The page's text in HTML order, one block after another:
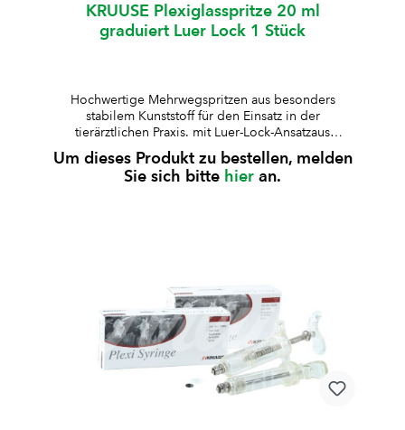
KRUUSE Plexiglasspritze 20 ml
graduiert Luer Lock 1 Stück
Hochwertige Mehrwegspritzen aus besonders
stabilem Kunststoff für den Einsatz in der
tierärztlichen Praxis. mit Luer-Lock-Ansatzaus
besonders stabilem Kunststoff gefertigtLuer-Lock-
Ansatz aus Metall für sichere
Verbindungenwahlweise mit graduiertem
Um dieses Produkt zu bestellen, melden
Sie sich bitte hier an.